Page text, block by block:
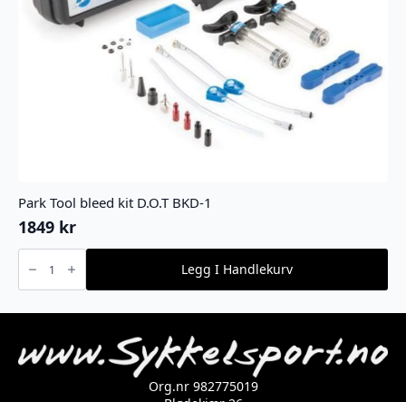
Park Tool bleed kit D.O.T BKD-1
1849 kr
Park
bleed
kit
1
Legg I Handlekurv
Org.nr 982775019